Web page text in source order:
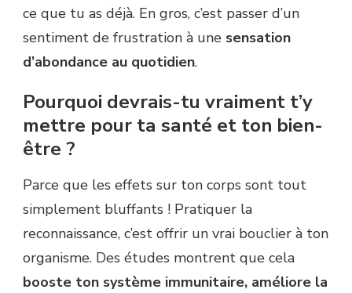
ce que tu as déjà. En gros, c’est passer d’un
sentiment de frustration à une sensation
d’abondance au quotidien.
Pourquoi devrais-tu vraiment t’y
mettre pour ta santé et ton bien-
être ?
Parce que les effets sur ton corps sont tout
simplement bluffants ! Pratiquer la
reconnaissance, c’est offrir un vrai bouclier à ton
organisme. Des études montrent que cela
booste ton système immunitaire, améliore la